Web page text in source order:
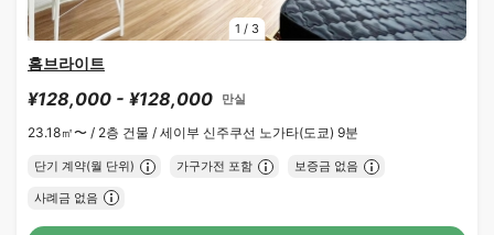
1 / 3
홈브라이트
¥128,000 - ¥128,000 만실
23.18㎡〜 / 2층 건물 / 세이부 신주쿠선 노가타(도쿄) 9분
단기 계약(월 단위) 가구가전 포함 보증금 없음
사례금 없음